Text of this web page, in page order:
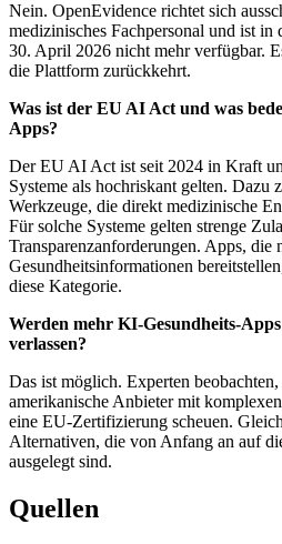
Nein. OpenEvidence richtet sich
medizinisches Fachpersonal und ist
30. April 2026 nicht mehr verfügbar.
die Plattform zurückkehrt.
Was ist der EU AI Act und was
Apps?
Der EU AI Act ist seit 2024 in Kraft
Systeme als hochriskant gelten. Dazu
Werkzeuge, die direkt medizinische
Für solche Systeme gelten strenge
Transparenzanforderungen. Apps, die
Gesundheitsinformationen
diese Kategorie.
Werden mehr KI-Gesundheits-
verlassen?
Das ist möglich. Experten beobachten,
amerikanische Anbieter mit
eine EU-Zertifizierung scheuen.
Alternativen, die von Anfang an auf
ausgelegt sind.
Quellen